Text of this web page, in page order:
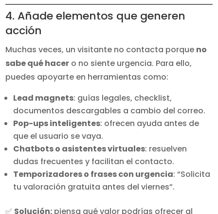
4. Añade elementos que generen
acción
Muchas veces, un visitante no contacta porque no
sabe qué hacer o no siente urgencia. Para ello,
puedes apoyarte en herramientas como:
Lead magnets: guías legales, checklist,
documentos descargables a cambio del correo.
Pop-ups inteligentes: ofrecen ayuda antes de
que el usuario se vaya.
Chatbots o asistentes virtuales: resuelven
dudas frecuentes y facilitan el contacto.
Temporizadores o frases con urgencia: “Solicita
tu valoración gratuita antes del viernes”.
✅ Solución: piensa qué valor podrías ofrecer al